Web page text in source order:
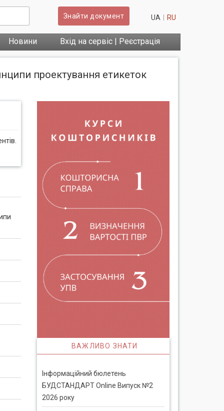
Знайти документ UA RU
Новини Вхід на сервіс | Реєстрація
проектування етикеток
ВАЖЛИВО ЗНАТИ
Інформаційний бюлетень
БУДСТАНДАРТ Online Випуск №2
2026 року